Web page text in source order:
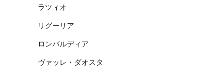
ラツィオ
リグーリア
ロンバルディア
ヴァッレ・ダオスタ